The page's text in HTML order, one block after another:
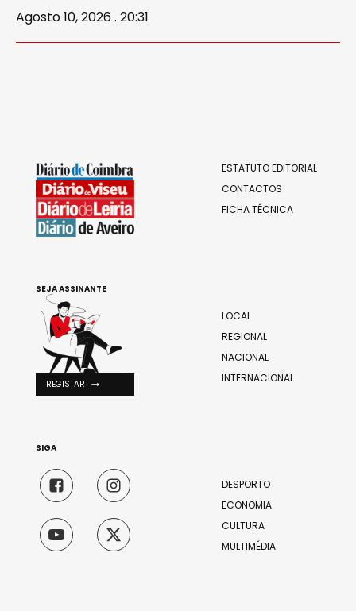
Agosto 10, 2026 . 20:31
ESTATUTO EDITORIAL
CONTACTOS
FICHA TÉCNICA
LOCAL
REGIONAL
NACIONAL
INTERNACIONAL
DESPORTO
ECONOMIA
CULTURA
MULTIMÉDIA
SEJA ASSINANTE
REGISTAR
SIGA